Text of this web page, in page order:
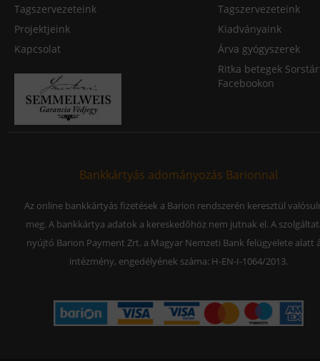
Tagszervezeteink
Projektjeink
Kapcsolat
Tagszervezeteink
Kiadványaink
Árva gyógyszerek
Ritka betegek
Facebookon
Bankkártyás adományozás Barionnal
Az online bankkártyás fizetések a Barion rendszerén keresztül
meg. A bankkártya adatok a kereskedőhöz nem jutnak el. A
nyújtó Barion Payment Zrt. a Magyar Nemzeti Bank felügyelete alatt
intézmény, engedélyének száma: H-EN-I-1064/2013.